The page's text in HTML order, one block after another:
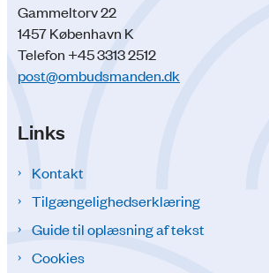
Gammeltorv 22
1457 København K
Telefon +45 3313 2512
post@ombudsmanden.dk
Links
Kontakt
Tilgængelighedserklæring
Guide til oplæsning af tekst
Cookies